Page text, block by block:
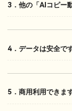
3．他の「AIコピー
4．データは安全で
5．商用利用できま